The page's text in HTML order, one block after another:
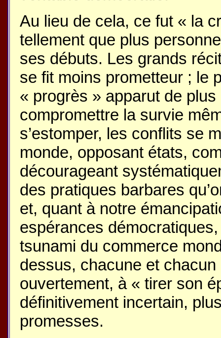
Au lieu de cela, ce fut « la
tellement que plus
ses débuts. Les grands
se fit moins prometteur ; le
« progrès » apparut de plus
compromettre la survie
s’estomper, les conflits se
monde, opposant états,
décourageant
des pratiques barbares
et, quant à notre
espérances
tsunami du commerce
dessus, chacune et
ouvertement, à « tirer son
définitivement incertain,
promesses.